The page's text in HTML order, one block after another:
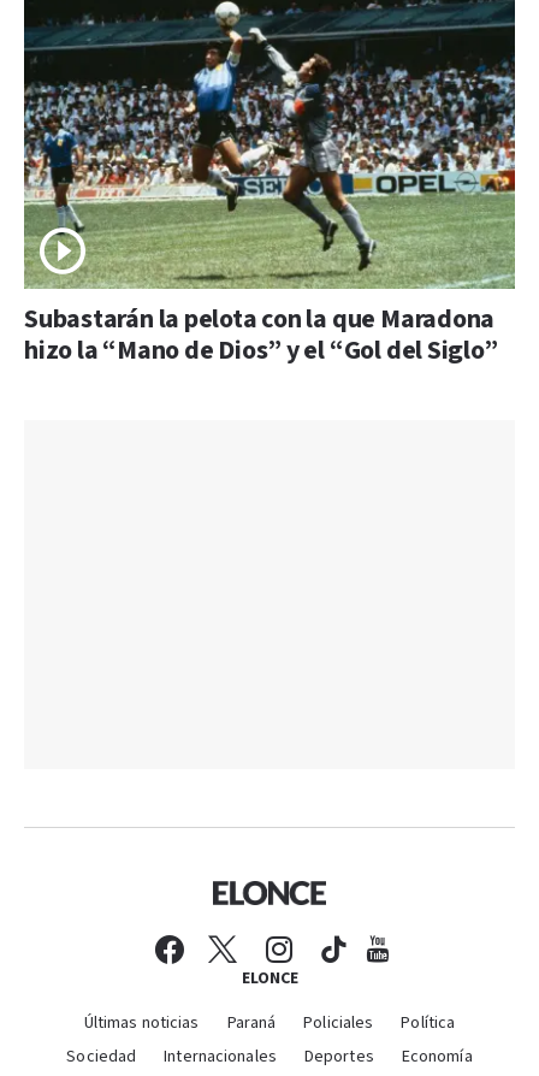
Subastarán la pelota con la que Maradona
hizo la “Mano de Dios” y el “Gol del Siglo”
ELONCE
Últimas noticias Paraná Policiales
Política
Sociedad
Internacionales Deportes Economía